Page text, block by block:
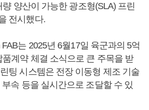
량 양산이 가능한 광조형(SLA) 프린
전시했다.
는 2025년 6월17일 육군과의 5억
계약 체결 소식으로 큰 주목을 받
팅 시스템은 전장 이동형 제조 기술
속 등을 실시간으로 조달할 수 있